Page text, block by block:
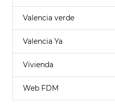
Valencia verde
Valencia Ya
Vivienda
Web FDM